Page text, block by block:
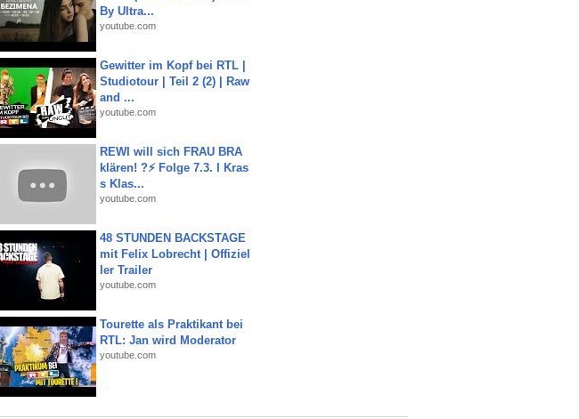
By Ultra...
youtube.com
Gewitter im Kopf bei RTL |
Studiotour | Teil 2 (2) | Raw
and ...
youtube.com
REWI will sich FRAU BRA
klären! ?⚡️ Folge 7.3. I Kras
s Klas...
youtube.com
48 STUNDEN BACKSTAGE
mit Felix Lobrecht | Offiziel
ler Trailer
youtube.com
Tourette als Praktikant bei
RTL: Jan wird Moderator
youtube.com